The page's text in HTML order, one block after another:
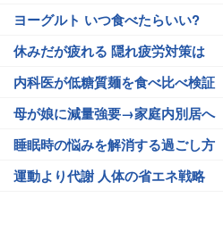
ヨーグルト いつ食べたらいい?
休みだが疲れる 隠れ疲労対策は
内科医が低糖質麺を食べ比べ検証
母が娘に減量強要→家庭内別居へ
睡眠時の悩みを解消する過ごし方
運動より代謝 人体の省エネ戦略